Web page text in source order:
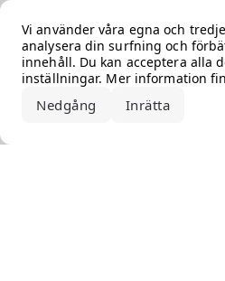
Vi använder våra egna och
analysera din surfning och
innehåll. Du kan acceptera alla
inställningar. Mer information
Nedgång Inrätta
Error loading